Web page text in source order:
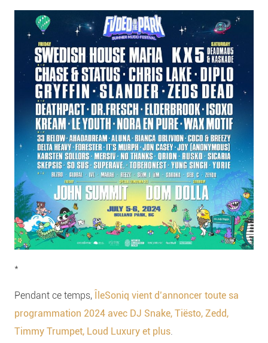
*
Pendant ce temps,
ÎleSoniq vient d’annoncer toute sa
programmation 2024 avec DJ Snake, Tiësto, Zedd,
Timmy Trumpet, Loud Luxury et plus.